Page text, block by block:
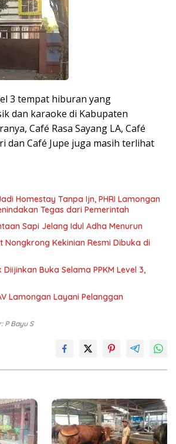
3 tempat hiburan yang
dan karaoke di Kabupaten
Café Rasa Sayang LA, Café
dan Café Jupe juga masih terlihat
Homestay Tanpa Ijn, PHRI Lamongan
Tegas dari Pemerintah
Sapi Jelang Idul Adha Menurun
Nongkrong Kekinian Resmi Dibuka di
Buka Selama PPKM Level 3,
Lamongan Layani Pelanggan
P Bayu S